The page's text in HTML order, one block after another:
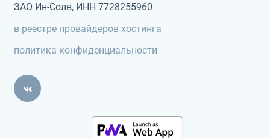
ЗАО Ин-Солв, ИНН 7728255960
в реестре провайдеров хостинга
политика конфиденциальности